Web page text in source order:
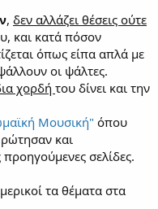
, δεν αλλάζει θέσεις ούτε
και κατά πόσον
όπως είπα απλά με
οι ψάλτες.
χορδή του δίνει και την
Μουσική" όπου
και
σελίδες.
τα θέματα στα